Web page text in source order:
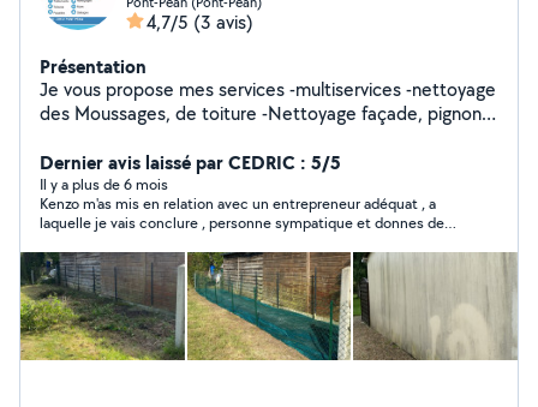
4,7/5 (3 avis)
Présentation
Je vous propose mes services -multiservices -nettoyage
des Moussages, de toiture -Nettoyage façade, pignon,
intérieure extérieure -Pose de clôture Grillage -Petits
travaux de bricolage
Dernier avis laissé par CEDRIC : 5/5
Il y a plus de 6 mois
Kenzo m'as mis en relation avec un entrepreneur adéquat , a
laquelle je vais conclure , personne sympatique et donnes de